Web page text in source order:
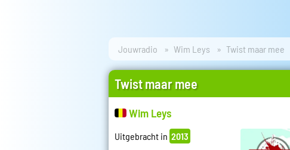
Jouwradio Wim Leys Twist maar mee
Twist maar mee
Wim Leys
Uitgebracht in 2013